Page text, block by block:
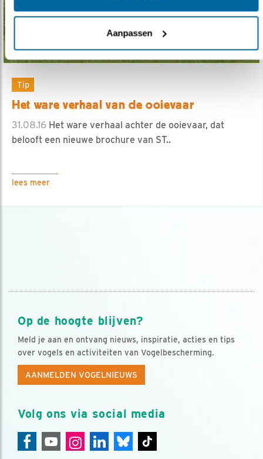
Aanpassen
Tip
Het ware verhaal van de ooievaar
31.08.16 Het ware verhaal achter de ooievaar, dat
belooft een nieuwe brochure van ST..
lees meer
Op de hoogte blijven?
Meld je aan en ontvang nieuws, inspiratie, acties en tips
over vogels en activiteiten van Vogelbescherming.
AANMELDEN VOGELNIEUWS
Volg ons via social media